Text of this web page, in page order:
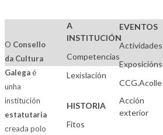
O Consello
da Cultura
Galegaé
unha
institución
estatutaria
creada polo
A
INSTITUCIÓN
Competencias
Lexislación
HISTORIA
Fitos
EVENTOS
Actividades
Exposicións
CCG.Acolle
Acción
exterior